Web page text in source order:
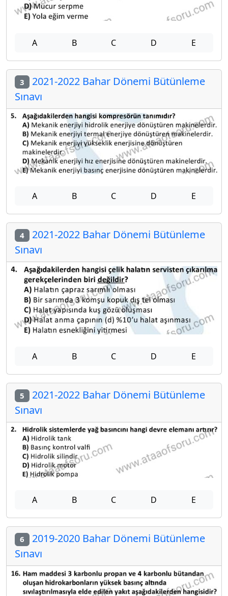
A B C D E
3 2021-2022 Bahar Dönemi Bütünleme
Sınavı
A B C D E
4 2021-2022 Bahar Dönemi Bütünleme
Sınavı
A B C D E
5 2021-2022 Bahar Dönemi Bütünleme
Sınavı
A B C D E
6 2019-2020 Bahar Dönemi Bütünleme
Sınavı